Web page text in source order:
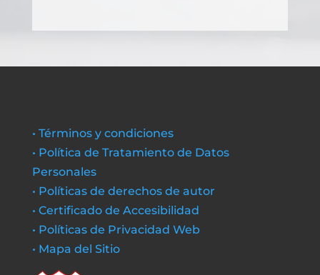
• Términos y condiciones
• Política de Tratamiento de Datos
Personales
• Políticas de derechos de autor
• Certificado de Accesibilidad
• Políticas de Privacidad Web
• Mapa del Sitio